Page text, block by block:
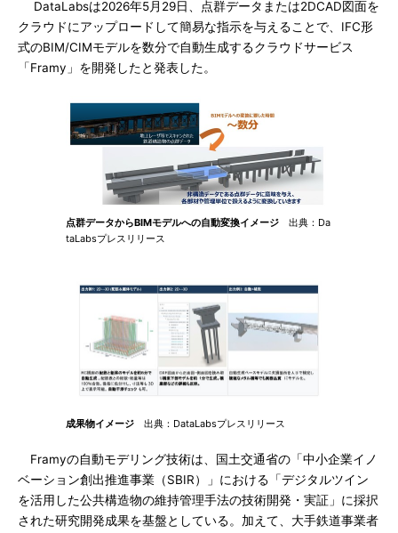
DataLabsは2026年5月29日、点群データまたは2DCAD図面を
クラウドにアップロードして簡易な指示を与えることで、IFC形
式のBIM/CIMモデルを数分で自動生成するクラウドサービス
「Framy」を開発したと発表した。
点群データからBIMモデルへの自動変換イメージ 出典：Da
taLabsプレスリリース
成果物イメージ 出典：DataLabsプレスリリース
Framyの自動モデリング技術は、国土交通省の「中小企業イノ
ベーション創出推進事業（SBIR）」における「デジタルツイン
を活用した公共構造物の維持管理手法の技術開発・実証」に採択
された研究開発成果を基盤としている。加えて、大手鉄道事業者